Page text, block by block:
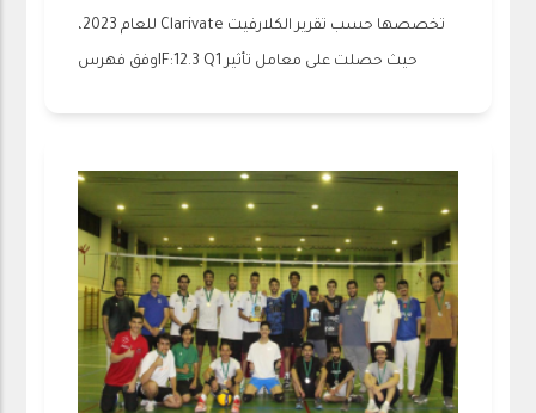
تخصصها حسب تقرير الكلارفيت Clarivate للعام 2023،
حيث حصلت على معامل تأثير IF:12.3 Q1وفق فهرس